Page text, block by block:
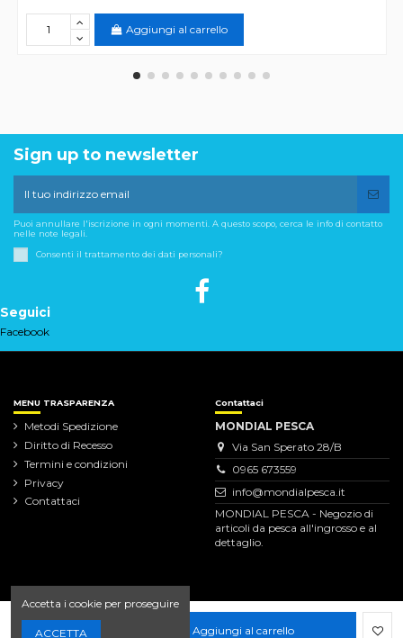
Aggiungi al carrello
Aggiungi al carrello
Sign up to newsletter
Puoi annullare l'iscrizione in ogni momenti. A questo scopo, cerca le info di contatto
nelle note legali.
Consenti il trattamento dei dati personali?
Seguici
Facebook
MENU TRASPARENZA
Metodi Spedizione
Diritto di Recesso
Termini e condizioni
Privacy
Contattaci
Contattaci
MONDIAL PESCA
Via San Sperato 28/B
0965 673559
info@mondialpesca.it
MONDIAL PESCA - Negozio di
articoli da pesca all'ingrosso e al
dettaglio.
Accetta i cookie per proseguire
ACCETTA